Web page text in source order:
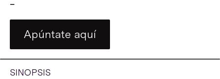
Este taller aborda los procesos de
creación y la investigación artística,
con el objetivo de profundizar en
las complejas relaciones entre los
medios de percepción y los de